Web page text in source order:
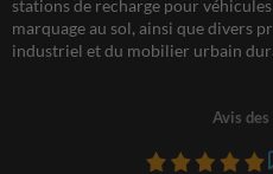
stations de recharge pour
marquage au sol, ainsi que divers
industriel et du mobilier urbain
Avis